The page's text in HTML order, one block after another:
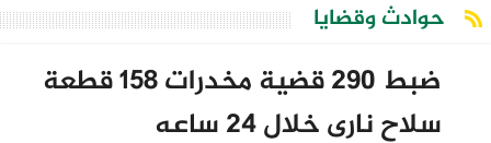
حوادث وقضايا
ضبط 290 قضية مخدرات 158 قطعة
سلاح نارى خلال 24 ساعه